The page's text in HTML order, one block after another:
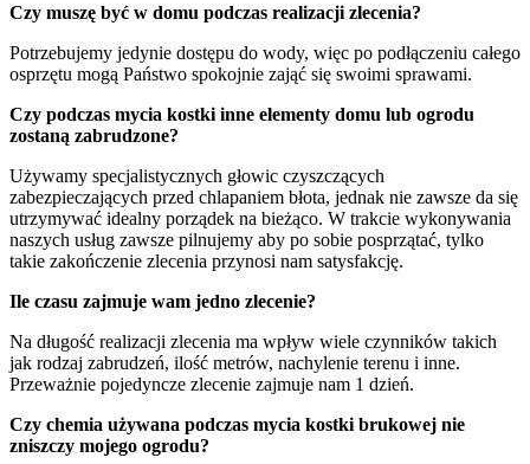
Czy muszę być w domu podczas realizacji zlecenia?
Potrzebujemy jedynie dostępu do wody, więc po podłączeniu całego
osprzętu mogą Państwo spokojnie zająć się swoimi sprawami.
Czy podczas mycia kostki inne elementy domu lub ogrodu
zostaną zabrudzone?
Używamy specjalistycznych głowic czyszczących
zabezpieczających przed chlapaniem błota, jednak nie zawsze da się
utrzymywać idealny porządek na bieżąco. W trakcie wykonywania
naszych usług zawsze pilnujemy aby po sobie posprzątać, tylko
takie zakończenie zlecenia przynosi nam satysfakcję.
Ile czasu zajmuje wam jedno zlecenie?
Na długość realizacji zlecenia ma wpływ wiele czynników takich
jak rodzaj zabrudzeń, ilość metrów, nachylenie terenu i inne.
Przeważnie pojedyncze zlecenie zajmuje nam 1 dzień.
Czy chemia używana podczas mycia kostki brukowej nie
zniszczy mojego ogrodu?